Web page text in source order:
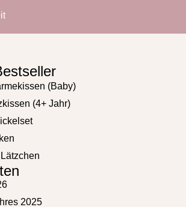
(Baby)
(4+ Jahr)
2025